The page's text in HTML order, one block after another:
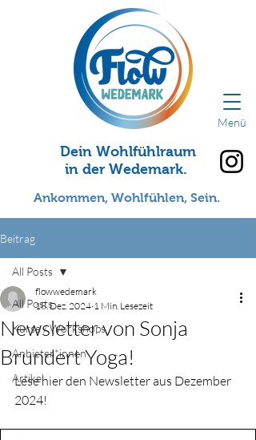
Ankommen, Wohlfühlen, Sein.
Dein Wohlfühlraum
in der Wedemark.
Menü
Beitrag
All Posts
Kurse / Workshops
Anbieter*innen
Artikel
All Posts
Newsletter von Sonja
Brundert Yoga!
flowwedemark
18. Dez. 2024 1 Min. Lesezeit
Lese hier den Newsletter aus Dezember
2024!